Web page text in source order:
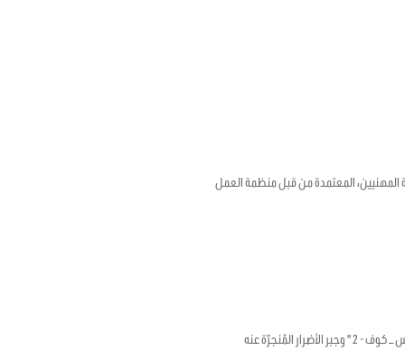
بشأن الإطار الترويجي للصحة والسلامة المهنيين، المعتمدة من قبل منظمة العمل
عنه